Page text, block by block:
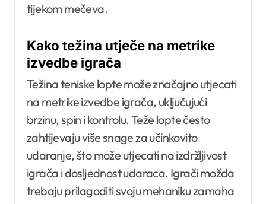
tijekom mečeva.
Kako težina utječe na metrike
izvedbe igrača
Težina teniske lopte može značajno utjecati
na metrike izvedbe igrača, uključujući
brzinu, spin i kontrolu. Teže lopte često
zahtijevaju više snage za učinkovito
udaranje, što može utjecati na izdržljivost
igrača i dosljednost udaraca. Igrači možda
trebaju prilagoditi svoju mehaniku zamaha